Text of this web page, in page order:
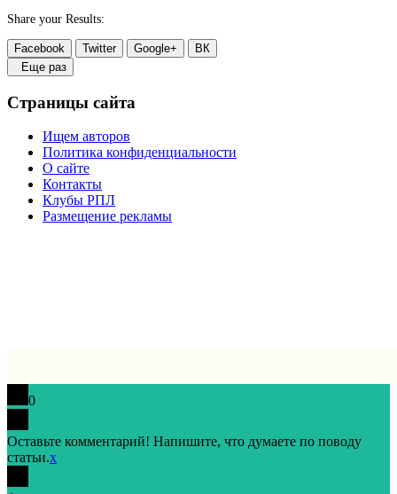
Share your Results:
Facebook Twitter Google+
ВК
Еще раз
Страницы сайта
Ищем авторов
Политика конфиденциальности
О сайте
Контакты
Клубы РПЛ
Размещение рекламы
0
Оставьте комментарий! Напишите, что думаете по поводу
статьи.x